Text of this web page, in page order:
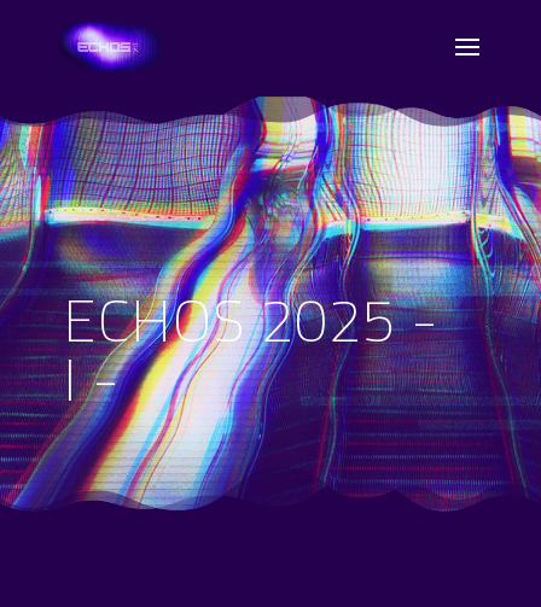
ECHOS 2025 -
I -